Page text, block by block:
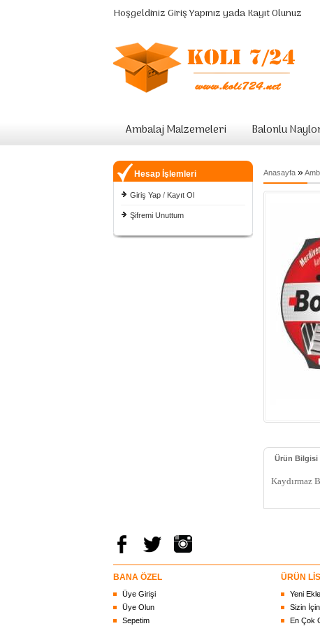
HoşgeldinizGiriş YapınızyadaKayıt Olunuz
Ambalaj Malzemeleri Balonlu
Hesap İşlemleri
Giriş Yap / Kayıt Ol
Şifremi Unuttum
Anasayfa »
Ürün Bilgisi
Kaydırmaz
BANA ÖZEL
Üye Girişi
Üye Olun
Sepetim
ÜRÜN
Yeni
Sizin
En Çok